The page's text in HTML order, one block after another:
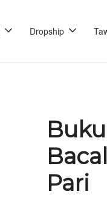
Dropship
Pari